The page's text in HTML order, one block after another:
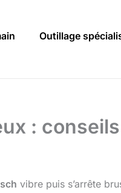
Outillage
:
vibre puis s’arrête